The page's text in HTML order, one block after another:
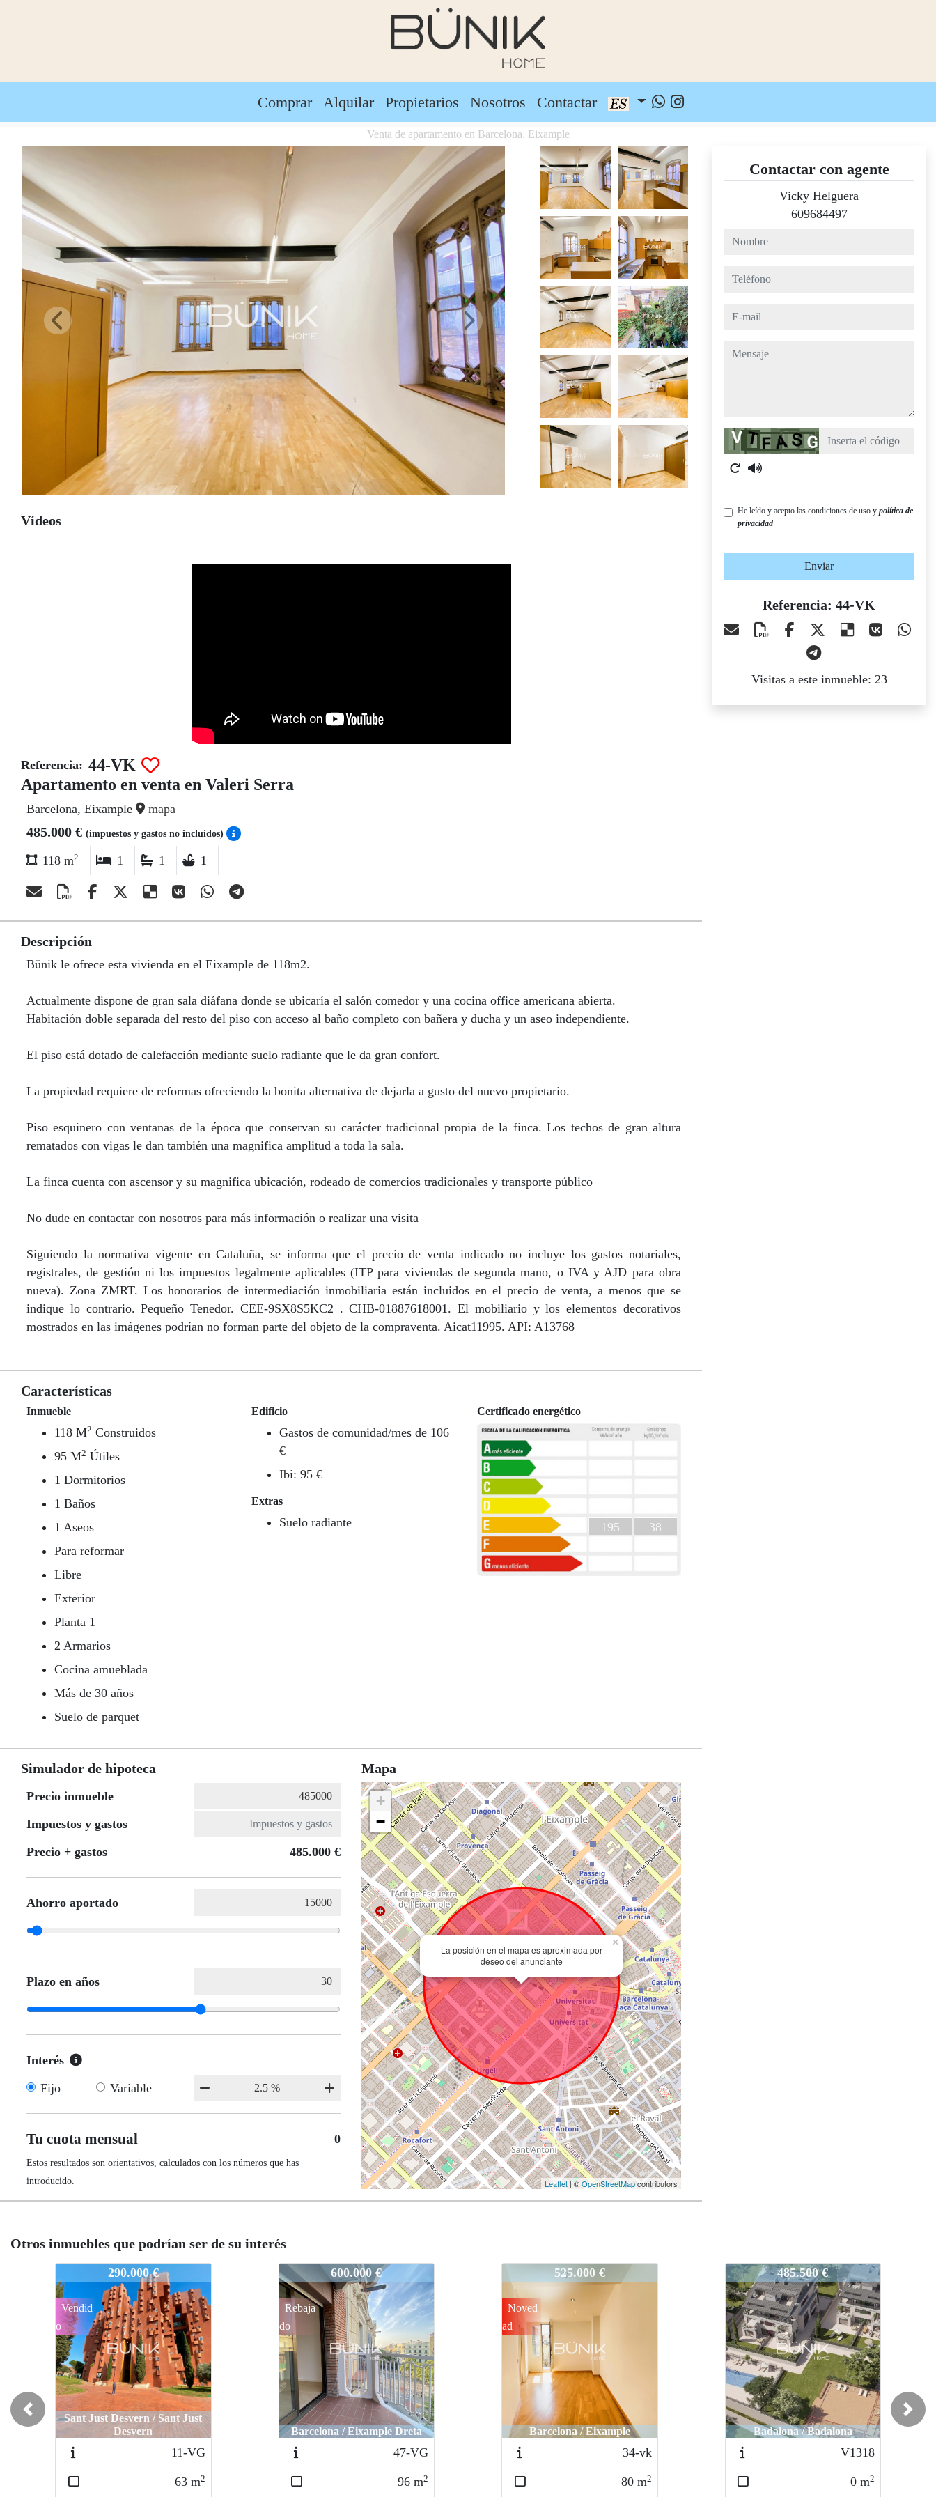
Comprar Alquilar Propietarios Nosotros Contactar
Venta de apartamento en Barcelona, Eixample
Vídeos
Referencia: 44-VK
Apartamento en venta en Valeri Serra
Barcelona, Eixample mapa
485.000 € (impuestos y gastos no incluídos)
118 m2 1 1 1
Descripción
Bünik le ofrece esta vivienda en el Eixample de 118m2.
Actualmente dispone de gran sala diáfana donde se ubicaría el salón comedor y una cocina office americana abierta.
Habitación doble separada del resto del piso con acceso al baño completo con bañera y ducha y un aseo independiente.
El piso está dotado de calefacción mediante suelo radiante que le da gran confort.
La propiedad requiere de reformas ofreciendo la bonita alternativa de dejarla a gusto del nuevo propietario.
Piso esquinero con ventanas de la época que conservan su carácter tradicional propia de la finca. Los techos de gran altura
rematados con vigas le dan también una magnifica amplitud a toda la sala.
La finca cuenta con ascensor y su magnifica ubicación, rodeado de comercios tradicionales y transporte público
No dude en contactar con nosotros para más información o realizar una visita
Siguiendo la normativa vigente en Cataluña, se informa que el precio de venta indicado no incluye los gastos notariales,
registrales, de gestión ni los impuestos legalmente aplicables (ITP para viviendas de segunda mano, o IVA y AJD para obra
nueva). Zona ZMRT. Los honorarios de intermediación inmobiliaria están incluidos en el precio de venta, a menos que se
indique lo contrario. Pequeño Tenedor. CEE-9SX8S5KC2 . CHB-01887618001. El mobiliario y los elementos decorativos
mostrados en las imágenes podrían no forman parte del objeto de la compraventa. Aicat11995. API: A13768
Características
Inmueble
118 M2 Construidos
95 M2 Útiles
1 Dormitorios
1 Baños
1 Aseos
Para reformar
Libre
Exterior
Planta 1
2 Armarios
Cocina amueblada
Más de 30 años
Suelo de parquet
Edificio
Gastos de comunidad/mes de 106
€
Ibi: 95 €
Extras
Suelo radiante
Certificado energético
195 38
Simulador de hipoteca
Precio inmueble
Impuestos y gastos
Precio + gastos
485.000 €
Ahorro aportado
Plazo en años
Interés
Fijo
Variable
Tu cuota mensual 0
Estos resultados son orientativos, calculados con los números que has
introducido.
Mapa
La posición en el mapa es aproximada por
deseo del anunciante
×
+
−
Leaflet | ©OpenStreetMapcontributors
Contactar con agente
Vicky Helguera
609684497
nombre
teléfono
e-mail
mensaje
Captcha
He leído y acepto las condiciones de uso y política de
privacidad
Enviar
Referencia: 44-VK
Visitas a este inmueble: 23
Otros inmuebles que podrían ser de su interés
600.000 €
Barcelona / Eixample Dreta
Rebaja
do
47-VG
96 m2
44-VK 525.000 €
Barcelona / Eixample
Noved
ad
34-vk
80m2
485.500 €
Badalona / Badalona
V1318
0 m2
44-VK 575.000 €
Badalona / Gorg
Noved
ad
VG1267
117m2
Previous Next